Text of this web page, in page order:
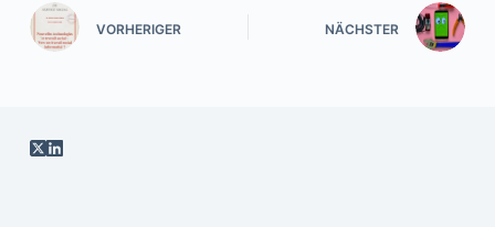
VORHERIGER NÄCHSTER